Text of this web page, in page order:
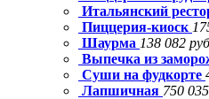
Итальянский
Пиццерия-киоск
Шаурма 138 082
Выпечка из
Суши на фудкорте
Лапшичная 750